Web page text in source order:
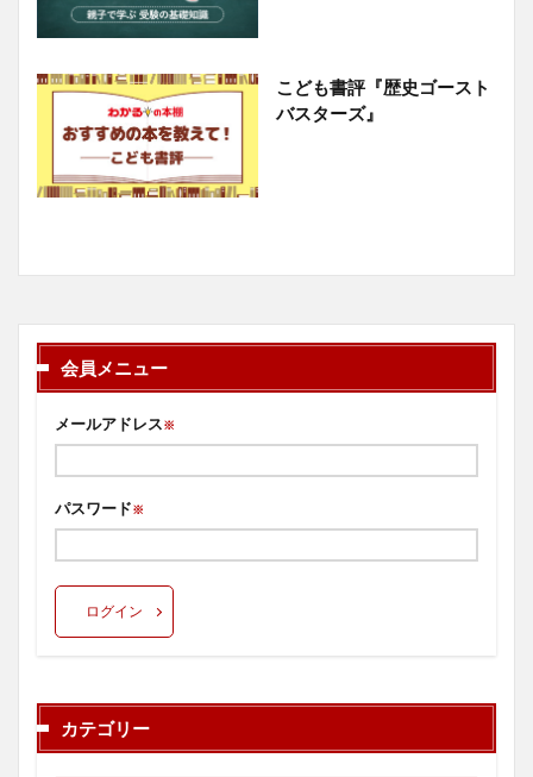
こども書評『歴史ゴースト
バスターズ』
会員メニュー
メールアドレス※
パスワード※
ログイン
カテゴリー